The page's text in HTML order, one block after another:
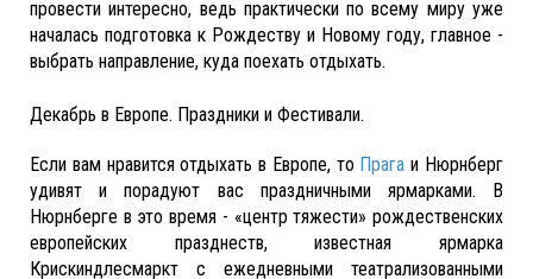
провести интересно, ведь практически по всему миру уже
началась подготовка к Рождеству и Новому году, главное -
выбрать направление, куда поехать отдыхать.
Декабрь в Европе. Праздники и Фестивали.
Если вам нравится отдыхать в Европе, то Прага и Нюрнберг
удивят и порадуют вас праздничными ярмарками. В
Нюрнберге в это время - «центр тяжести» рождественских
европейских празднеств, известная ярмарка
Крискиндлесмаркт с ежедневными театрализованными